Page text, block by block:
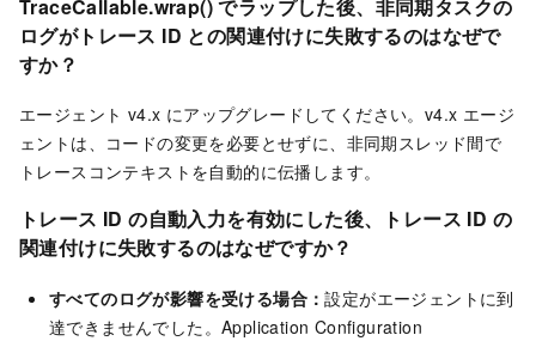
TraceCallable.wrap() でラップした後、非同期タスクの
ログがトレース ID との関連付けに失敗するのはなぜで
すか？
エージェント v4.x にアップグレードしてください。v4.x エージ
ェントは、コードの変更を必要とせずに、非同期スレッド間で
トレースコンテキストを自動的に伝播します。
トレース ID の自動入力を有効にした後、トレース ID の
関連付けに失敗するのはなぜですか？
すべてのログが影響を受ける場合：設定がエージェントに到
達できませんでした。Application Configuration